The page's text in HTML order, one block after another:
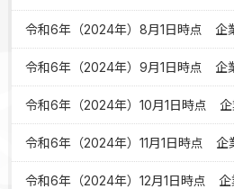
令和6年（2024年）8月1日時点 企
令和6年（2024年）9月1日時点 企
令和6年（2024年）10月1日時点 企
令和6年（2024年）11月1日時点 企
令和6年（2024年）12月1日時点 企